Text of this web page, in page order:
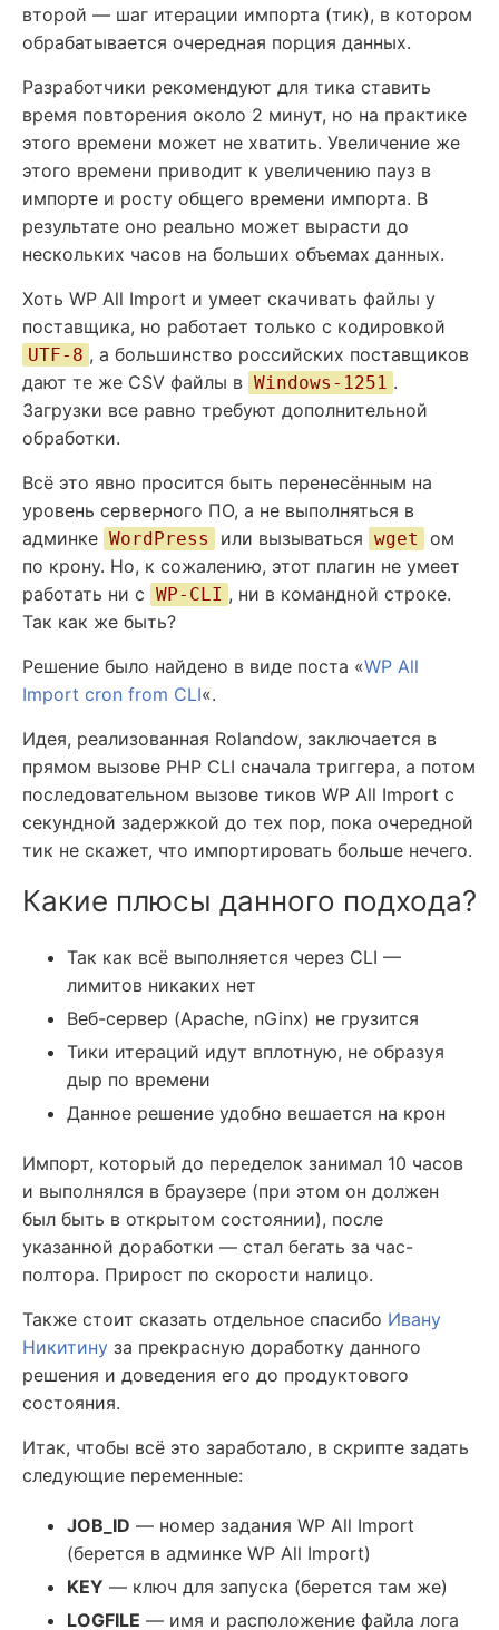
второй — шаг итерации импорта (тик), в котором
обрабатывается очередная порция данных.
Разработчики рекомендуют для тика ставить
время повторения около 2 минут, но на практике
этого времени может не хватить. Увеличение же
этого времени приводит к увеличению пауз в
импорте и росту общего времени импорта. В
результате оно реально может вырасти до
нескольких часов на больших объемах данных.
Хоть WP All Import и умеет скачивать файлы у
поставщика, но работает только с кодировкой
UTF-8 , а большинство российских поставщиков
дают те же CSV файлы в Windows-1251 .
Загрузки все равно требуют дополнительной
обработки.
Всё это явно просится быть перенесённым на
уровень серверного ПО, а не выполняться в
админке WordPress или вызываться wget
ом
по крону. Но, к сожалению, этот плагин не умеет
работать ни с WP-CLI , ни в командной строке.
Так как же быть?
Решение было найдено в виде поста «WP All
Import cron from CLI«.
Идея, реализованная Rolandow, заключается в
прямом вызове PHP CLI сначала триггера, а потом
последовательном вызове тиков WP All Import с
секундной задержкой до тех пор, пока очередной
тик не скажет, что импортировать больше нечего.
Какие плюсы данного подхода?
Так как всё выполняется через CLI —
лимитов никаких нет
Веб-сервер (Apache, nGinx) не грузится
Тики итераций идут вплотную, не образуя
дыр по времени
Данное решение удобно вешается на крон
Импорт, который до переделок занимал 10 часов
и выполнялся в браузере (при этом он должен
был быть в открытом состоянии), после
указанной доработки — стал бегать за час-
полтора. Прирост по скорости налицо.
Также стоит сказать отдельное спасибо Ивану
Никитину за прекрасную доработку данного
решения и доведения его до продуктового
состояния.
Итак, чтобы всё это заработало, в скрипте задать
следующие переменные:
JOB_ID — номер задания WP All Import
(берется в админке WP All Import)
KEY — ключ для запуска (берется там же)
LOGFILE — имя и расположение файла лога